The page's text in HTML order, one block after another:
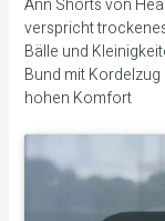
Ann Shorts von
verspricht
Bälle und
Bund mit
hohen Komfort